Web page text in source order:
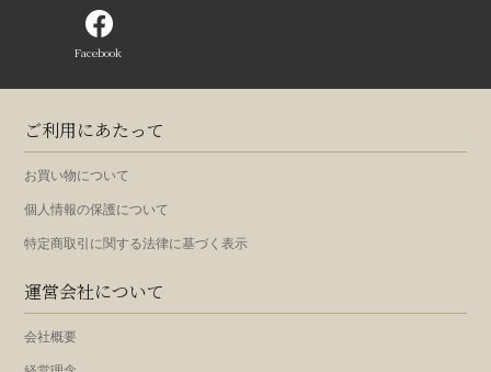
Facebook
ご利用にあたって
お買い物について
個人情報の保護について
特定商取引に関する法律に基づく表示
運営会社について
会社概要